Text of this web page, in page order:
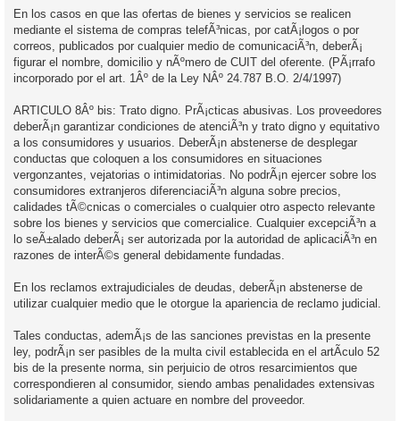
En los casos en que las ofertas de bienes y servicios se realicen
mediante el sistema de compras telefÃ³nicas, por catÃ¡logos o por
correos, publicados por cualquier medio de comunicaciÃ³n, deberÃ¡
figurar el nombre, domicilio y nÃºmero de CUIT del oferente. (PÃ¡rrafo
incorporado por el art. 1Âº de la Ley NÂº 24.787 B.O. 2/4/1997)
ARTICULO 8Âº bis: Trato digno. PrÃ¡cticas abusivas. Los proveedores
deberÃ¡n garantizar condiciones de atenciÃ³n y trato digno y equitativo
a los consumidores y usuarios. DeberÃ¡n abstenerse de desplegar
conductas que coloquen a los consumidores en situaciones
vergonzantes, vejatorias o intimidatorias. No podrÃ¡n ejercer sobre los
consumidores extranjeros diferenciaciÃ³n alguna sobre precios,
calidades tÃ©cnicas o comerciales o cualquier otro aspecto relevante
sobre los bienes y servicios que comercialice. Cualquier excepciÃ³n a
lo seÃ±alado deberÃ¡ ser autorizada por la autoridad de aplicaciÃ³n en
razones de interÃ©s general debidamente fundadas.
En los reclamos extrajudiciales de deudas, deberÃ¡n abstenerse de
utilizar cualquier medio que le otorgue la apariencia de reclamo judicial.
Tales conductas, ademÃ¡s de las sanciones previstas en la presente
ley, podrÃ¡n ser pasibles de la multa civil establecida en el artÃ­culo 52
bis de la presente norma, sin perjuicio de otros resarcimientos que
correspondieren al consumidor, siendo ambas penalidades extensivas
solidariamente a quien actuare en nombre del proveedor.